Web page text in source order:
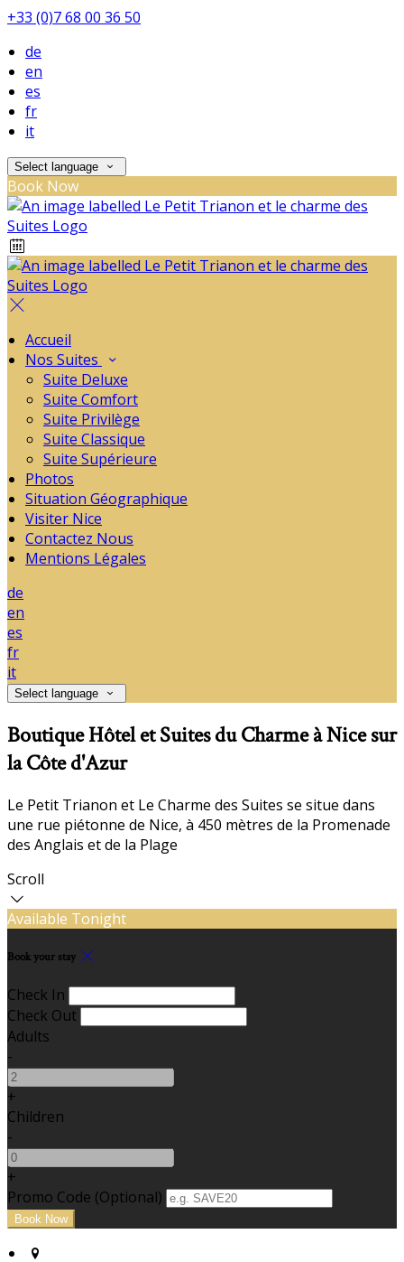
+33 (0)7 68 00 36 50
de
en
es
fr
it
Select language
Book Now
Accueil
Nos Suites
Suite Deluxe
Suite Comfort
Suite Privilège
Suite Classique
Suite Supérieure
Photos
Situation Géographique
Visiter Nice
Contactez Nous
Mentions Légales
de
en
es
fr
it
Select language
Boutique Hôtel et Suites du Charme à Nice sur
la Côte d'Azur
Le Petit Trianon et Le Charme des Suites se situe dans
une rue piétonne de Nice, à 450 mètres de la Promenade
des Anglais et de la Plage
Scroll
Available Tonight
Book your stay
Check In
Check Out
Adults
-
+
Children
-
+
Promo Code (Optional)